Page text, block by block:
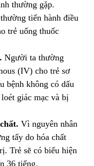
thường gặp.
tiến hành điều
trẻ uống thuốc
Người ta thường
(IV) cho trẻ sơ
bệnh không có dấu
giác mạc và bị
Vì nguyên nhân
tấy do hóa chất
Trẻ sẽ có biểu hiện
36 tiếng.